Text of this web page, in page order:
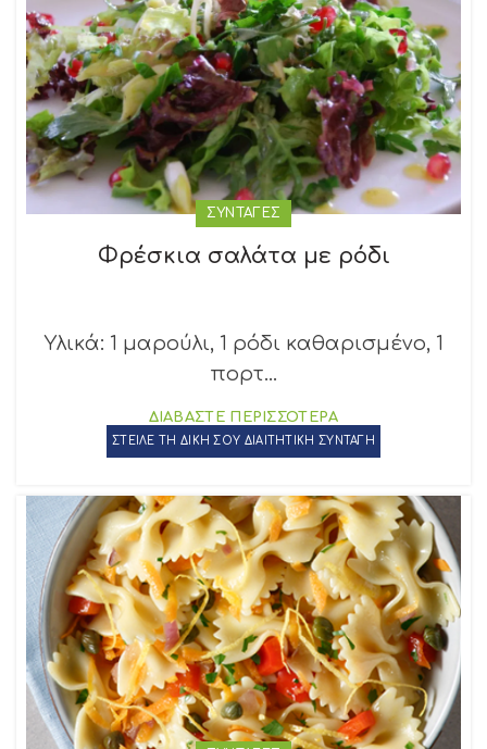
ΣΥΝΤΑΓΕΣ
Φρέσκια σαλάτα με ρόδι
Υλικά: 1 μαρούλι, 1 ρόδι καθαρισμένο, 1
πορτ...
ΔΙΑΒΑΣΤΕ ΠΕΡΙΣΣΟΤΕΡΑ
ΣΤΕΙΛΕ ΤΗ ΔΙΚΗ ΣΟΥ ΔΙΑΙΤΗΤΙΚΗ ΣΥΝΤΑΓΗ